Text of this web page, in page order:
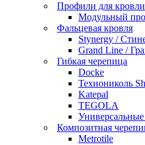
Профили для кровли
Модульный
Фальцевая кровля
Stynergy /
Grand Line /
Гибкая черепица
Docke
Технониколь
Katepal
TEGOLA
Композитная
Metrotile